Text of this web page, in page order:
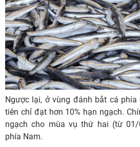
Ngược lại, ở vùng đánh bắt cá phía
tiên chỉ đạt hơn 10% hạn ngạch.
ngạch cho mùa vụ thứ hai (từ
phía Nam.